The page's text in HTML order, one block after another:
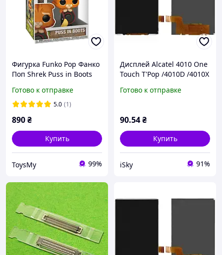
Фигурка Funko Pop Фанко
Поп Shrek Puss in Boots
S PIN 1596
Готово к отправке
5.0 (1)
890₴
Купить
ToysMy 99%
Дисплей Alcatel 4010 One
Touch T'Pop /4010D /4010X
/Vodafone Smart mini
Готово к отправке
90.54₴
Купить
iSky 91%